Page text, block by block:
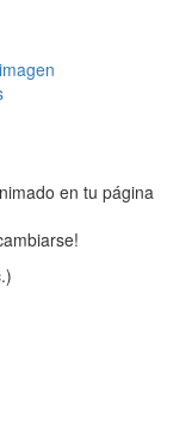
en tu página